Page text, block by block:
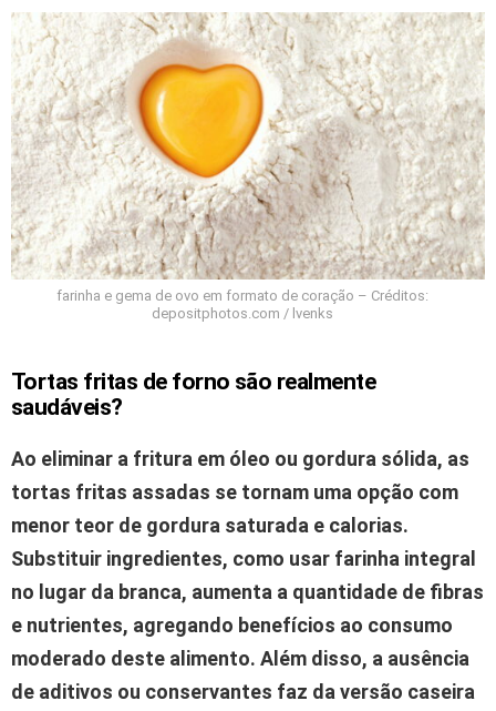
farinha e gema de ovo em formato de coração – Créditos:
depositphotos.com / lvenks
Tortas fritas de forno são realmente
saudáveis?
Ao eliminar a fritura em óleo ou gordura sólida, as
tortas fritas assadas se tornam uma opção com
menor teor de gordura saturada e calorias.
Substituir ingredientes, como usar farinha integral
no lugar da branca, aumenta a quantidade de fibras
e nutrientes, agregando benefícios ao consumo
moderado deste alimento. Além disso, a ausência
de aditivos ou conservantes faz da versão caseira